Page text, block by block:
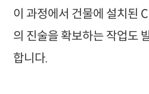
이 과정에서 건물에 설치된
의 진술을 확보하는 작업도
합니다.